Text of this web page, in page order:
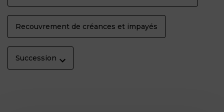
Recouvrement de créances et impayés
Succession